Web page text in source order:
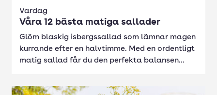
Vardag
Våra 12 bästa matiga sallader
Glöm blaskig isbergssallad som lämnar magen
kurrande efter en halvtimme. Med en ordentligt
matig sallad får du den perfekta balansen...